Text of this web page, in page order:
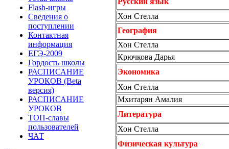
Flash-игры
Сведения о
поступлении
Контактная
информация
ЕГЭ-2009
Гордость школы
РАСПИСАНИЕ
УРОКОВ (Beta
версия)
РАСПИСАНИЕ
УРОКОВ
ТОП-славы
пользователей
ЧАТ
Хон Стелла
География
Хон Стелла
Крючкова Дарья
Экономика
Хон Стелла
Мхитарян Амалия
Литература
Хон Стелла
Физическая культура